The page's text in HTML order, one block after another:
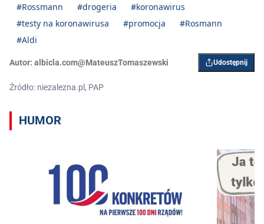
#Rossmann #drogeria
#koronawirus
#testy na koronawirusa
#promocja
#Rosmann
#Aldi
Autor: albicla.com@MateuszTomaszewski Udostępnij
Źródło: niezalezna.pl, PAP
HUMOR